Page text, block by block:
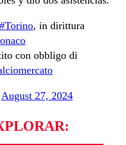
#Torino, in dirittura
con obbligo di
August 27, 2024